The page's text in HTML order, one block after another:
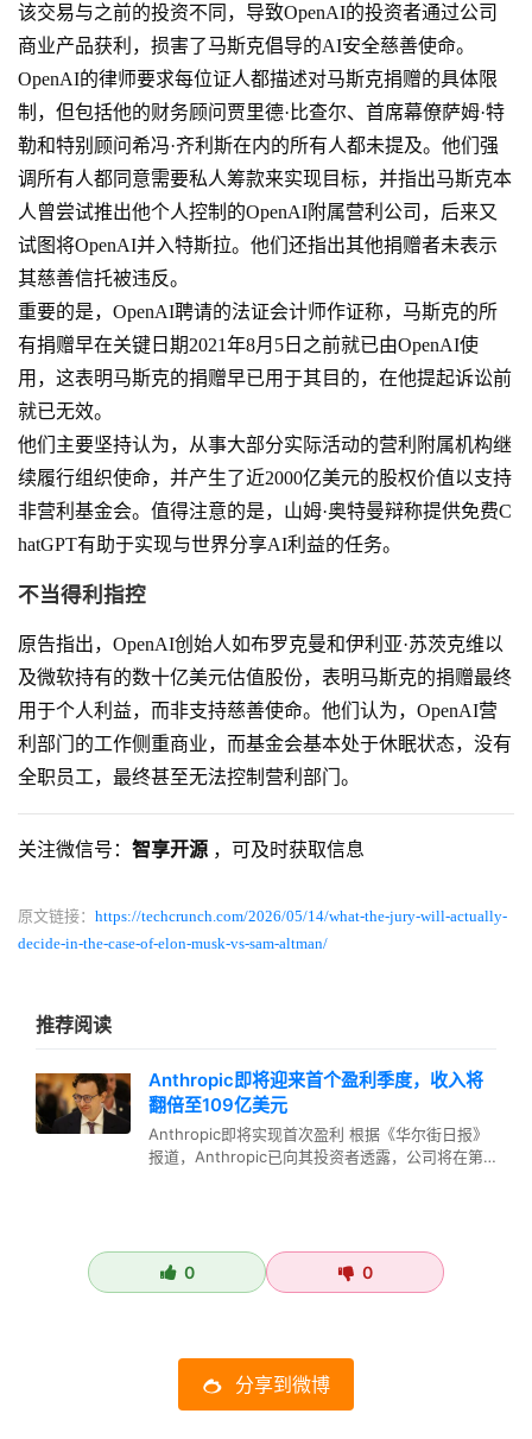
该交易与之前的投资不同，导致OpenAI的投资者通过公司
商业产品获利，损害了马斯克倡导的AI安全慈善使命。
OpenAI的律师要求每位证人都描述对马斯克捐赠的具体限
制，但包括他的财务顾问贾里德·比查尔、首席幕僚萨姆·特
勒和特别顾问希冯·齐利斯在内的所有人都未提及。他们强
调所有人都同意需要私人筹款来实现目标，并指出马斯克本
人曾尝试推出他个人控制的OpenAI附属营利公司，后来又
试图将OpenAI并入特斯拉。他们还指出其他捐赠者未表示
其慈善信托被违反。
重要的是，OpenAI聘请的法证会计师作证称，马斯克的所
有捐赠早在关键日期2021年8月5日之前就已由OpenAI使
用，这表明马斯克的捐赠早已用于其目的，在他提起诉讼前
就已无效。
他们主要坚持认为，从事大部分实际活动的营利附属机构继
续履行组织使命，并产生了近2000亿美元的股权价值以支持
非营利基金会。值得注意的是，山姆·奥特曼辩称提供免费C
hatGPT有助于实现与世界分享AI利益的任务。
不当得利指控
原告指出，OpenAI创始人如布罗克曼和伊利亚·苏茨克维以
及微软持有的数十亿美元估值股份，表明马斯克的捐赠最终
用于个人利益，而非支持慈善使命。他们认为，OpenAI营
利部门的工作侧重商业，而基金会基本处于休眠状态，没有
全职员工，最终甚至无法控制营利部门。
关注微信号： 智享开源 ，可及时获取信息
原文链接： https://techcrunch.com/2026/05/14/what-the-jury-will-actually-
decide-in-the-case-of-elon-musk-vs-sam-altman/
推荐阅读
Anthropic即将迎来首个盈利季度，收入将
翻倍至109亿美元
Anthropic即将实现首次盈利 根据《华尔街日报》
报道，Anthropic已向其投资者透露，公司将在第
0 0
分享到微博